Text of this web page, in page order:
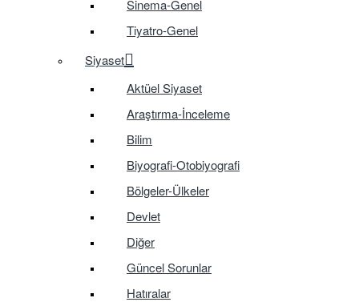
Sinema-Genel
Tiyatro-Genel
Siyaset
Aktüel Siyaset
Araştırma-İnceleme
Bilim
Biyografi-Otobiyografi
Bölgeler-Ülkeler
Devlet
Diğer
Güncel Sorunlar
Hatıralar